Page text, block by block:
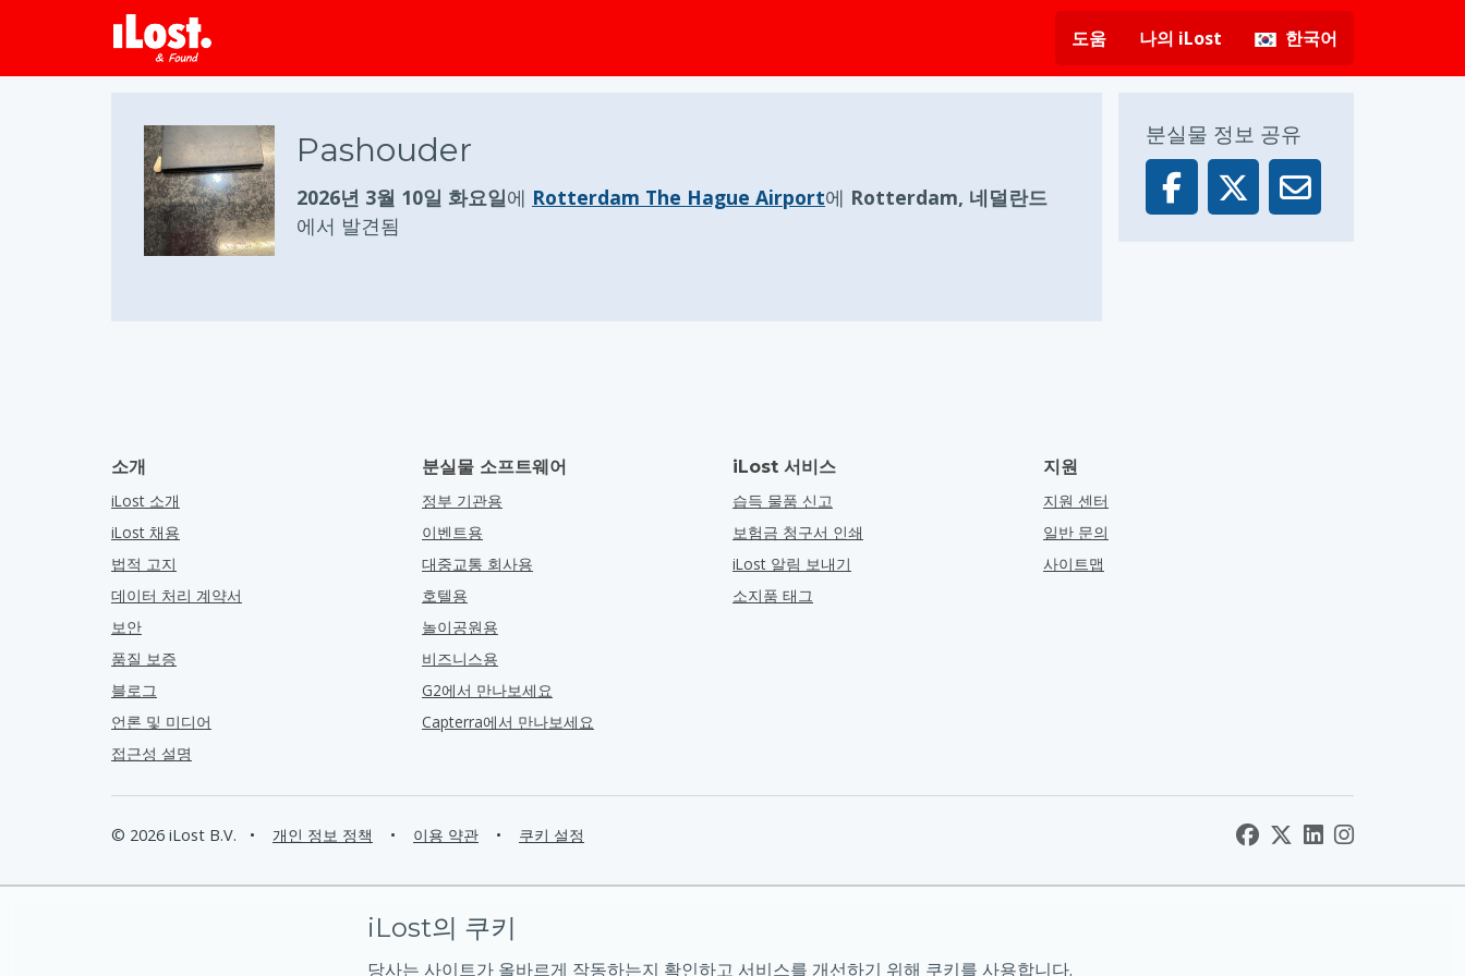
도움 나의 iLost 한국어
Pashouder
2026년 3월 10일 화요일에 Rotterdam The Hague Airport에 Rotterdam, 네덜란드
에서 발견됨
분실물 정보 공유
소개
iLost 소개
iLost 채용
법적 고지
데이터 처리 계약서
보안
품질 보증
블로그
언론 및 미디어
접근성 설명
분실물 소프트웨어
정부 기관용
이벤트용
대중교통 회사용
호텔용
놀이공원용
비즈니스용
G2에서 만나보세요
Capterra에서 만나보세요
iLost 서비스
습득 물품 신고
보험금 청구서 인쇄
iLost 알림 보내기
소지품 태그
지원
지원 센터
일반 문의
사이트맵
© 2026 iLost B.V. • 개인 정보 정책 • 이용 약관 • 쿠키 설정
iLost의 쿠키
당사는 사이트가 올바르게 작동하는지 확인하고 서비스를 개선하기 위해 쿠키를 사용합니다.